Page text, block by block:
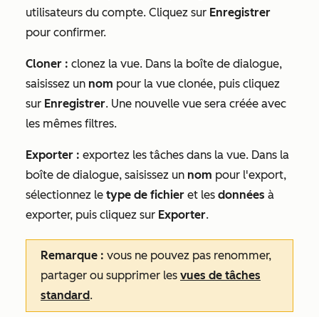
utilisateurs du compte. Cliquez sur Enregistrer
pour confirmer.
Cloner : clonez la vue. Dans la boîte de dialogue,
saisissez un nom pour la vue clonée, puis cliquez
sur Enregistrer. Une nouvelle vue sera créée avec
les mêmes filtres.
Exporter : exportez les tâches dans la vue. Dans la
boîte de dialogue, saisissez un nom pour l'export,
sélectionnez le type de fichier et les données à
exporter, puis cliquez sur Exporter.
Remarque : vous ne pouvez pas renommer,
partager ou supprimer les vues de tâches
standard.